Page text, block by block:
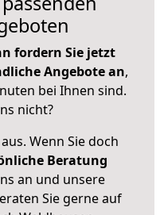
fordern Sie jetzt
Angebote an,
bei Ihnen sind.
nicht?
Wenn Sie doch
Beratung
an und unsere
Sie gerne auf